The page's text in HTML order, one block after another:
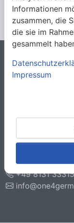
Rechtliches
Allgemeine
Impressum
O.N.E. GmbH &
85221 Dachau
+49 8131
Informationen
zusammen, die
die sie im
gesammelt
Impressum